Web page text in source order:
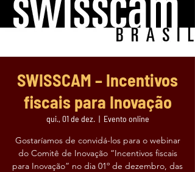
SWISSCAM – Incentivos
fiscais para Inovação
qui., 01 de dez.
  |
Evento online
Gostaríamos de convidá-los para o webinar
do Comitê de Inovação “Incentivos fiscais
para Inovação” no dia 01º de dezembro, das